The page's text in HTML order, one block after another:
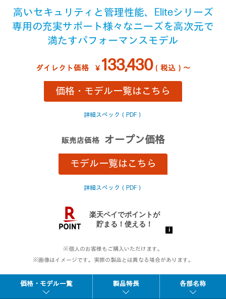
高いセキュリティと管理性能、 Eliteシリーズ
専用の充実サポート様々なニーズを高次元で
満たすパフォーマンスモデル
ダイレクト価格 ￥ 133,430（税込）～
価格・モデル一覧はこちら
詳細スペック（PDF）
販売店価格 オープン価格
モデル一覧はこちら
詳細スペック（PDF）
※個人のお客様もご購入いただけます。
※画像はイメージです。実際の製品とは異なる場合があります。
価格・モデル一覧 製品特長 各部名称